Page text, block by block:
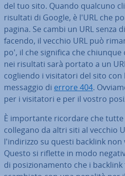
del tuo sito. Quando qualcuno
risultati di Google, è l'URL che
pagina. Se cambi un URL senza
facendo, il vecchio URL può
po', il che significa che
nei risultati sarà portato a un
co­glien­do i vi­si­ta­to­ri del sito con
messaggio di errore 404.
per i vi­si­ta­to­ri e per il vostro
È im­por­tan­te ricordare che tutte
collegano da altri siti al vecchio
l'in­di­riz­zo su questi backlink non
Questo si riflette in modo
di po­si­zio­na­men­to che i